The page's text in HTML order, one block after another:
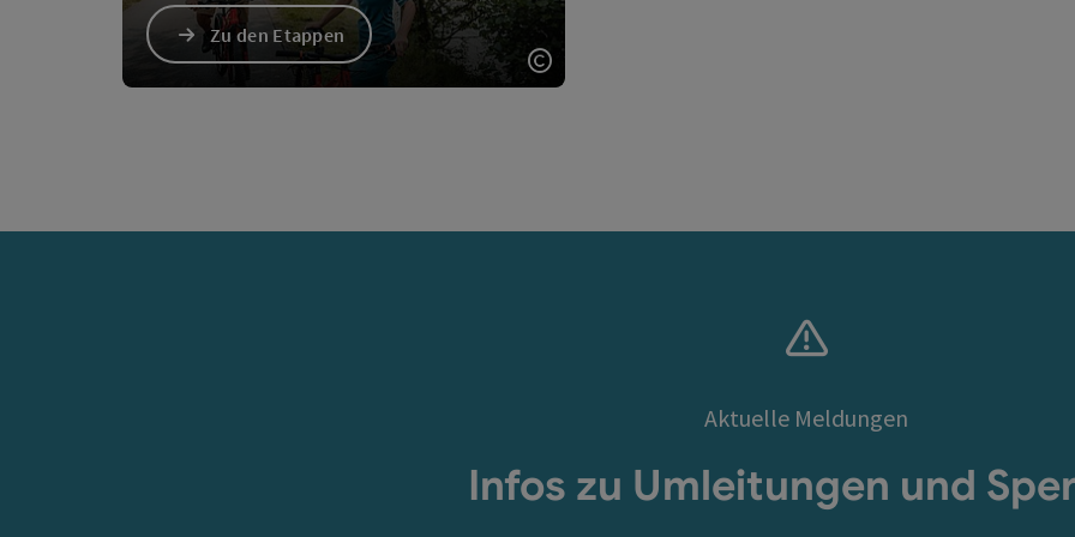
Copyright öffnen
Zu den Etappen
Aktuelle Meldungen
Infos zu Umleitungen und